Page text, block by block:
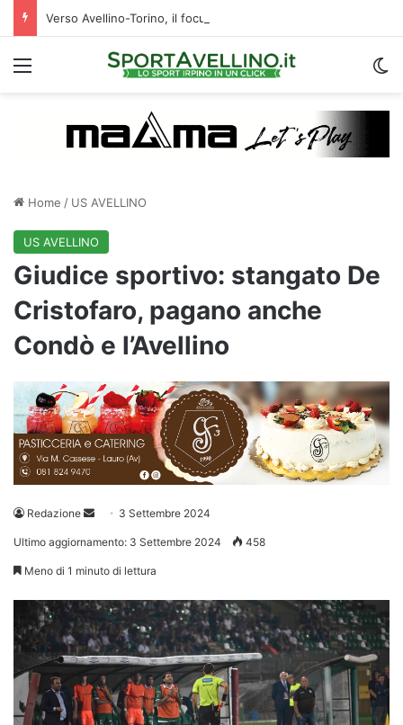
Verso Avellino-Torino, il focus sulla formazione granata
Menu
Home / US AVELLINO
US AVELLINO
Giudice sportivo: stangato De
Cristofaro, pagano anche
Condò e l’Avellino
Redazione
Invia 3 Settembre 2024
Ultimo aggiornamento: 3 Settembre 2024 458
Meno di 1 minuto di lettura